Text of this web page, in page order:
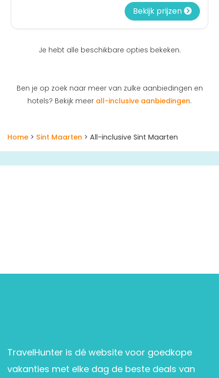
Bekijk prijzen
Je hebt alle beschikbare opties bekeken.
Ben je op zoek naar meer van zulke aanbiedingen en
hotels? Bekijk meer all-inclusive aanbiedingen.
Home > Sint Maarten > All-inclusive Sint Maarten
TravelHunter is dé website voor goedkope
vakanties met elke dag de beste deals van